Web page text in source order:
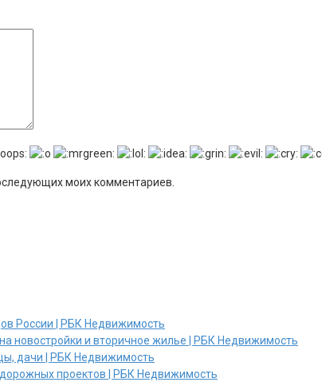
моих комментариев.
России | РБК Недвижимость
новостройки и вторичное жилье | РБК Недвижимость
дачи | РБК Недвижимость
проектов | РБК Недвижимость